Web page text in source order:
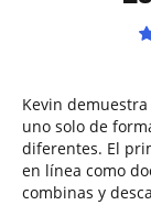
Kevin
uno solo de
diferentes. El
en línea como
combinas y